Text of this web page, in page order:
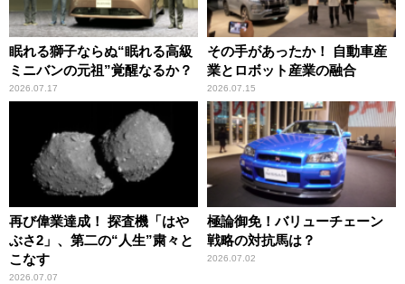
眠れる獅子ならぬ“眠れる高級
ミニバンの元祖”覚醒なるか？
2026.07.17
その手があったか！ 自動車産
業とロボット産業の融合
2026.07.15
再び偉業達成！ 探査機「はや
ぶさ2」、第二の“人生”粛々と
こなす
2026.07.07
極論御免！バリューチェーン
戦略の対抗馬は？
2026.07.02